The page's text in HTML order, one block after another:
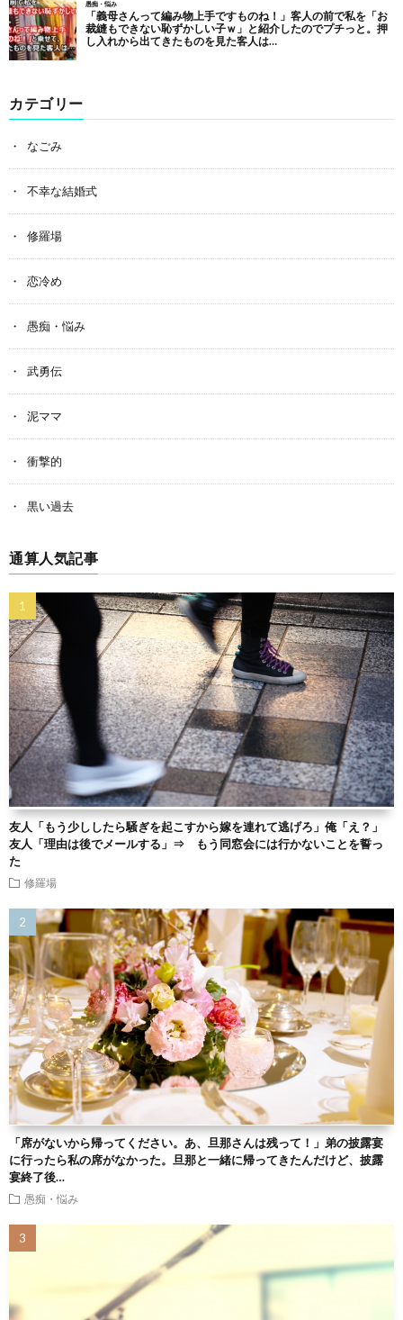
カテゴリー
なごみ
不幸な結婚式
修羅場
恋冷め
愚痴・悩み
武勇伝
泥ママ
衝撃的
黒い過去
通算人気記事
友人「もう少ししたら騒ぎを起こすから嫁を連れて逃げろ」俺「え？」
友人「理由は後でメールする」⇒ もう同窓会には行かないことを誓っ
た
修羅場
「席がないから帰ってください。あ、旦那さんは残って！」弟の披露宴
に行ったら私の席がなかった。旦那と一緒に帰ってきたんだけど、披露
宴終了後…
愚痴・悩み